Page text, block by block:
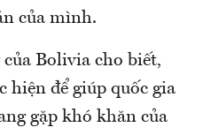
của mình.
Bolivia cho biết,
hiện để giúp quốc gia
gặp khó khăn của